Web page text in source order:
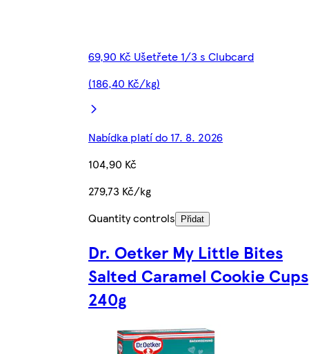
69,90 Kč Ušetřete 1/3 s Clubcard
(186,40 Kč/kg)
Nabídka platí do 17. 8. 2026
104,90 Kč
279,73 Kč/kg
Quantity controls
Přidat
Dr. Oetker My Little Bites
Salted Caramel Cookie Cups
240g